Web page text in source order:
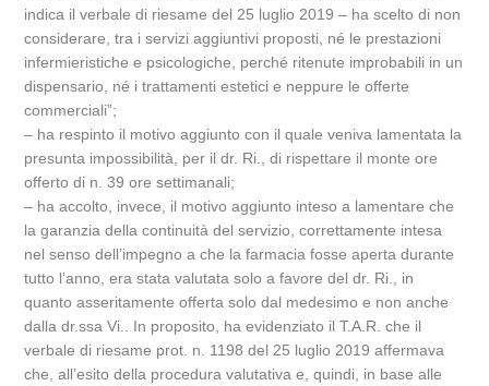
indica il verbale di riesame del 25 luglio 2019 – ha scelto di non
considerare, tra i servizi aggiuntivi proposti, né le prestazioni
infermieristiche e psicologiche, perché ritenute improbabili in un
dispensario, né i trattamenti estetici e neppure le offerte
commerciali”;
– ha respinto il motivo aggiunto con il quale veniva lamentata la
presunta impossibilità, per il dr. Ri., di rispettare il monte ore
offerto di n. 39 ore settimanali;
– ha accolto, invece, il motivo aggiunto inteso a lamentare che
la garanzia della continuità del servizio, correttamente intesa
nel senso dell’impegno a che la farmacia fosse aperta durante
tutto l’anno, era stata valutata solo a favore del dr. Ri., in
quanto asseritamente offerta solo dal medesimo e non anche
dalla dr.ssa Vi.. In proposito, ha evidenziato il T.A.R. che il
verbale di riesame prot. n. 1198 del 25 luglio 2019 affermava
che, all’esito della procedura valutativa e, quindi, in base alle